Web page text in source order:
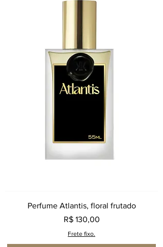
Perfume Atlantis, floral frutado
Preço
R$ 130,00
Frete fixo.